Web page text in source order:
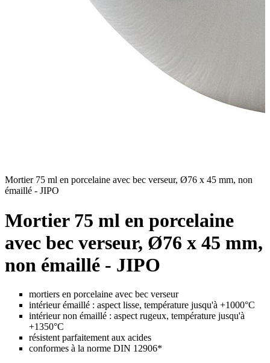
Mortier 75 ml en porcelaine avec bec verseur, Ø76 x 45 mm, non
émaillé - JIPO
Mortier 75 ml en porcelaine
avec bec verseur, Ø76 x 45 mm,
non émaillé - JIPO
mortiers en porcelaine avec bec verseur
intérieur émaillé : aspect lisse, température jusqu'à +1000°C
intérieur non émaillé : aspect rugeux, température jusqu'à
+1350°C
résistent parfaitement aux acides
conformes à la norme DIN 12906*